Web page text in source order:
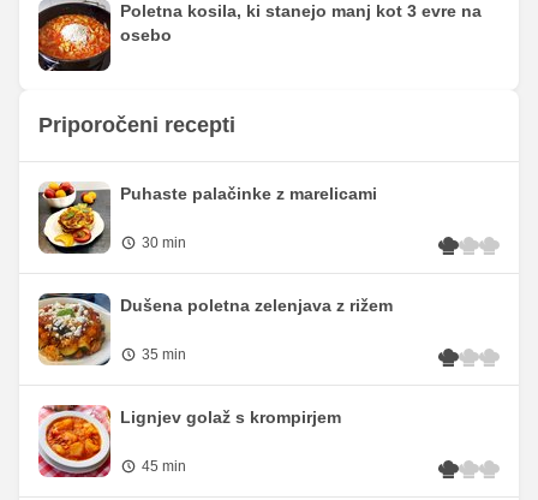
Poletna kosila, ki stanejo manj kot 3 evre na
osebo
Priporočeni recepti
Puhaste palačinke z marelicami
30 min
Dušena poletna zelenjava z rižem
35 min
Lignjev golaž s krompirjem
45 min